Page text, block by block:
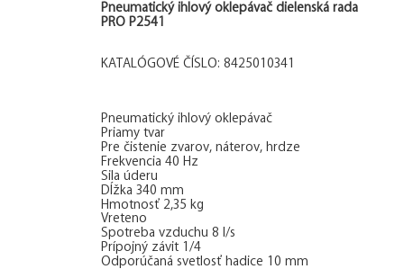
Pneumatický ihlový oklepávač dielenská rada
PRO P2541
KATALÓGOVÉ ČÍSLO: 8425010341
Pneumatický ihlový oklepávač
Priamy tvar
Pre čistenie zvarov, náterov, hrdze
Frekvencia 40 Hz
Sila úderu
Dĺžka 340 mm
Hmotnosť 2,35 kg
Vreteno
Spotreba vzduchu 8 l/s
Prípojný závit 1/4
Odporúčaná svetlosť hadice 10 mm